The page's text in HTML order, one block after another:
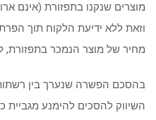
מוצרים שנקנו בתפזורת (אינם
וזאת ללא ידיעת הלקוח תוך
מחיר של מוצר הנמכר בתפזורת,
בהסכם הפשרה שנערך בין
השיווק להסכים להימנע